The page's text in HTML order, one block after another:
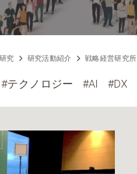
究 研究活動紹介 戦略経営研究所
#テクノロジー #AI #DX